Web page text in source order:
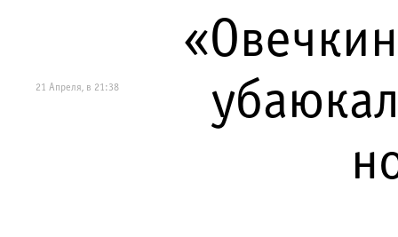
21 Апреля, в 21:38